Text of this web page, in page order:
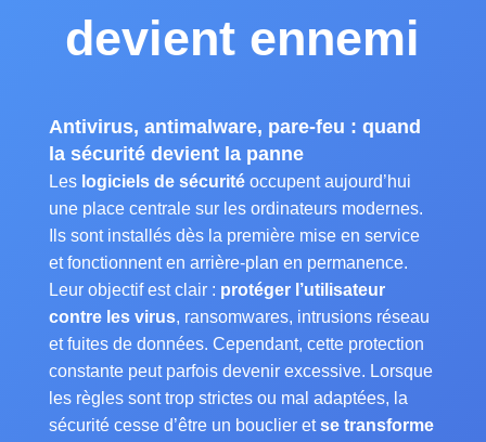
devient ennemi
Antivirus, antimalware, pare-feu : quand
la sécurité devient la panne
Les logiciels de sécuritéoccupent aujourd’hui
une place centrale sur les ordinateurs modernes.
Ils sont installés dès la première mise en service
et fonctionnent en arrière-plan en permanence.
Leur objectif est clair : protéger l’utilisateur
contre les virus, ransomwares, intrusions réseau
et fuites de données. Cependant, cette protection
constante peut parfois devenir excessive. Lorsque
les règles sont trop strictes ou mal adaptées, la
sécurité cesse d’être un bouclier etse transforme